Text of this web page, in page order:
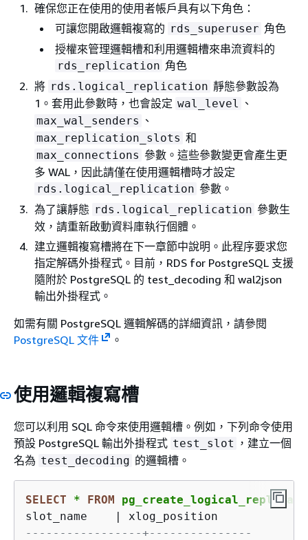
確保您正在使用的使用者帳戶具有以下角色：
可讓您開啟邏輯複寫的 rds_superuser 角色
授權來管理邏輯槽和利用邏輯槽來串流資料的
rds_replication 角色
將 rds.logical_replication 靜態參數設為
1。套用此參數時，也會設定 wal_level 、
max_wal_senders 、
max_replication_slots 和
max_connections 參數。這些參數變更會產生更
多 WAL，因此請僅在使用邏輯槽時才設定
rds.logical_replication 參數。
為了讓靜態 rds.logical_replication 參數生
效，請重新啟動資料庫執行個體。
建立邏輯複寫槽將在下一章節中說明。此程序要求您
指定解碼外掛程式。目前，RDS for PostgreSQL 支援
隨附於 PostgreSQL 的 test_decoding 和 wal2json
輸出外掛程式。
如需有關 PostgreSQL 邏輯解碼的詳細資訊，請參閱
PostgreSQL 文件
。
使用邏輯複寫槽
您可以利用 SQL 命令來使用邏輯槽。例如，下列命令使用
預設 PostgreSQL 輸出外掛程式 test_slot ，建立一個
名為 test_decoding 的邏輯槽。
SELECT * FROM
slot_name
|
-----------------+---------------